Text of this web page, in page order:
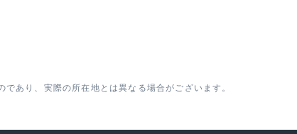
あり、実際の所在地とは異なる場合がございます。